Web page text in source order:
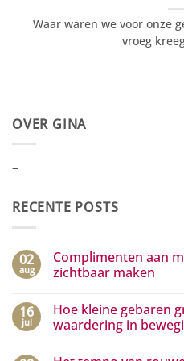
Waar waren we voor onze
vroeg
OVER GINA
–
RECENTE POSTS
02
aug
Complimenten aan
zichtbaar maken
op
Complimenten
aan
16
jul
Hoe kleine gebaren
waardering in